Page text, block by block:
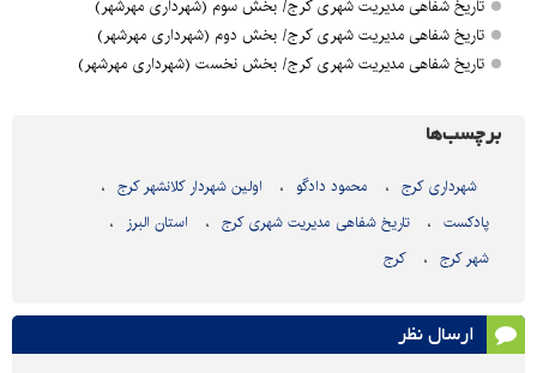
تاریخ شفاهی مدیریت شهری کرج/ بخش سوم (شهرداری مهرشهر)
تاریخ شفاهی مدیریت شهری کرج/ بخش دوم (شهرداری مهرشهر)
تاریخ شفاهی مدیریت شهری کرج/ بخش نخست (شهرداری مهرشهر)
برچسب‌ها
شهرداری کرج محمود دادگو
اولین شهردار کلانشهر کرج
پادکست
تاریخ شفاهی مدیریت شهری کرج
استان البرز
شهر کرج
کرج
ارسال نظر